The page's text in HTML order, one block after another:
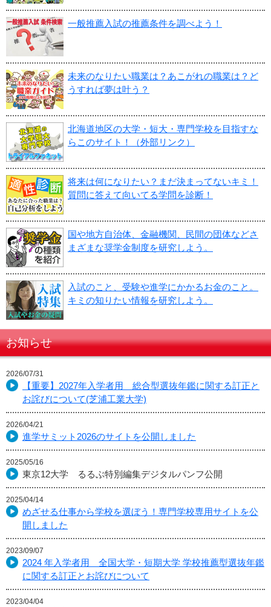
一般推薦入試の推薦条件を調べよう！
未来のなりたい職業は？あこがれの職業は？ど
うすれば夢は叶う？
北海道地区の大学・短大・専門学校を目指すな
らこのサイト！（外部リンク）
将来は何になりたい？まだ決まってないキミ！
質問に答えて向いてる学問を診断！
国や地方自治体、金融機関、民間の団体などさ
まざまな奨学金制度を研究しよう。
入試のこと、受験や進学にかかるお金のこと。
キミの知りたい情報を研究しよう。
お知らせ
2026/07/31
【重要】2027年入学者用 総合型選抜年鑑に関する訂正と
お詫びについて(芝浦工業大学)
2026/04/21
進学サミット2026のサイトを公開しました
2025/05/16
東京12大学 るるぶ特別編集デジタルパンフ公開
2025/04/14
めざせる仕事から学校を選ぼう！専門学校専用サイトを公
開しました
2023/09/07
2024 年入学者用 全国大学・短期大学 学校推薦型選抜年鑑
に関する訂正とお詫びについて
2023/04/04